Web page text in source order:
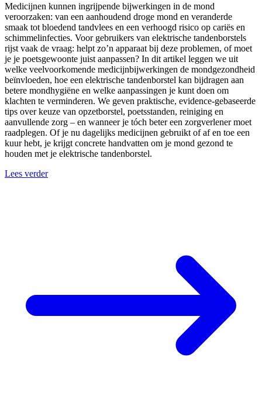
Medicijnen kunnen ingrijpende bijwerkingen in de mond
veroorzaken: van een aanhoudend droge mond en veranderde
smaak tot bloedend tandvlees en een verhoogd risico op cariës en
schimmelinfecties. Voor gebruikers van elektrische tandenborstels
rijst vaak de vraag: helpt zo’n apparaat bij deze problemen, of moet
je je poetsgewoonte juist aanpassen? In dit artikel leggen we uit
welke veelvoorkomende medicijnbijwerkingen de mondgezondheid
beïnvloeden, hoe een elektrische tandenborstel kan bijdragen aan
betere mondhygiëne en welke aanpassingen je kunt doen om
klachten te verminderen. We geven praktische, evidence-gebaseerde
tips over keuze van opzetborstel, poetsstanden, reiniging en
aanvullende zorg – en wanneer je tóch beter een zorgverlener moet
raadplegen. Of je nu dagelijks medicijnen gebruikt of af en toe een
kuur hebt, je krijgt concrete handvatten om je mond gezond te
houden met je elektrische tandenborstel.
Lees verder